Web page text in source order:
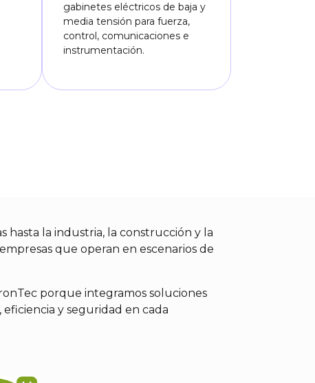
gabinetes eléctricos de baja y
media tensión para fuerza,
control, comunicaciones e
instrumentación.
hasta la industria, la construcción y la
que operan en escenarios de
porque integramos soluciones
y seguridad en cada